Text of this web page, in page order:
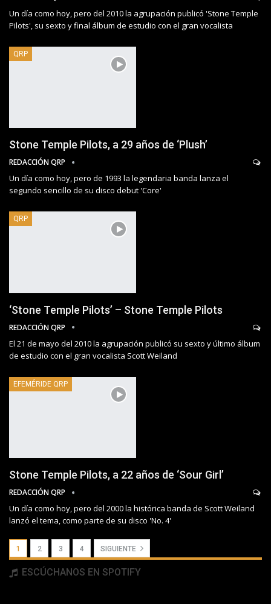
Un día como hoy, pero del 2010 la agrupación publicó 'Stone Temple
Pilots', su sexto y final álbum de estudio con el gran vocalista
QRP
Stone Temple Pilots, a 29 años de ‘Plush’
REDACCIÓN QRP
Un día como hoy, pero de 1993 la legendaria banda lanza el
segundo sencillo de su disco debut 'Core'
QRP
‘Stone Temple Pilots’ – Stone Temple Pilots
REDACCIÓN QRP
El 21 de mayo del 2010 la agrupación publicó su sexto y último álbum
de estudio con el gran vocalista Scott Weiland
EFEMÉRIDE QRP
Stone Temple Pilots, a 22 años de ‘Sour Girl’
REDACCIÓN QRP
Un día como hoy, pero del 2000 la histórica banda de Scott Weiland
lanzó el tema, como parte de su disco 'No. 4'
1 2 3 4 SIGUIENTE
ESCÚCHANOS EN SPOTIFY